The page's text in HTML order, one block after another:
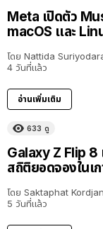
Meta เปิดตัว
macOS และ
โดย Nattida
4 วันที่แล้ว
อ่านเพิ่มเติม
633 ดู
Galaxy Z Flip 8
สถิติยอดจองในเก
โดย Saktaphat Kordjan
5 วันที่แล้ว